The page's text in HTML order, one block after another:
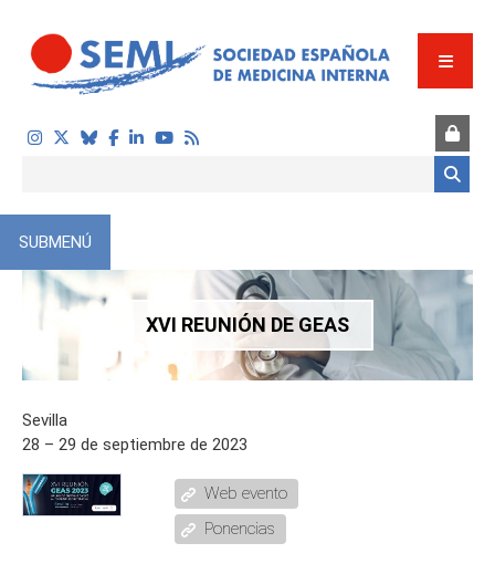
XVI REUNIÓN DE GEAS
SUBMENÚ
Sevilla
28 – 29 de septiembre de 2023
Web evento
Ponencias